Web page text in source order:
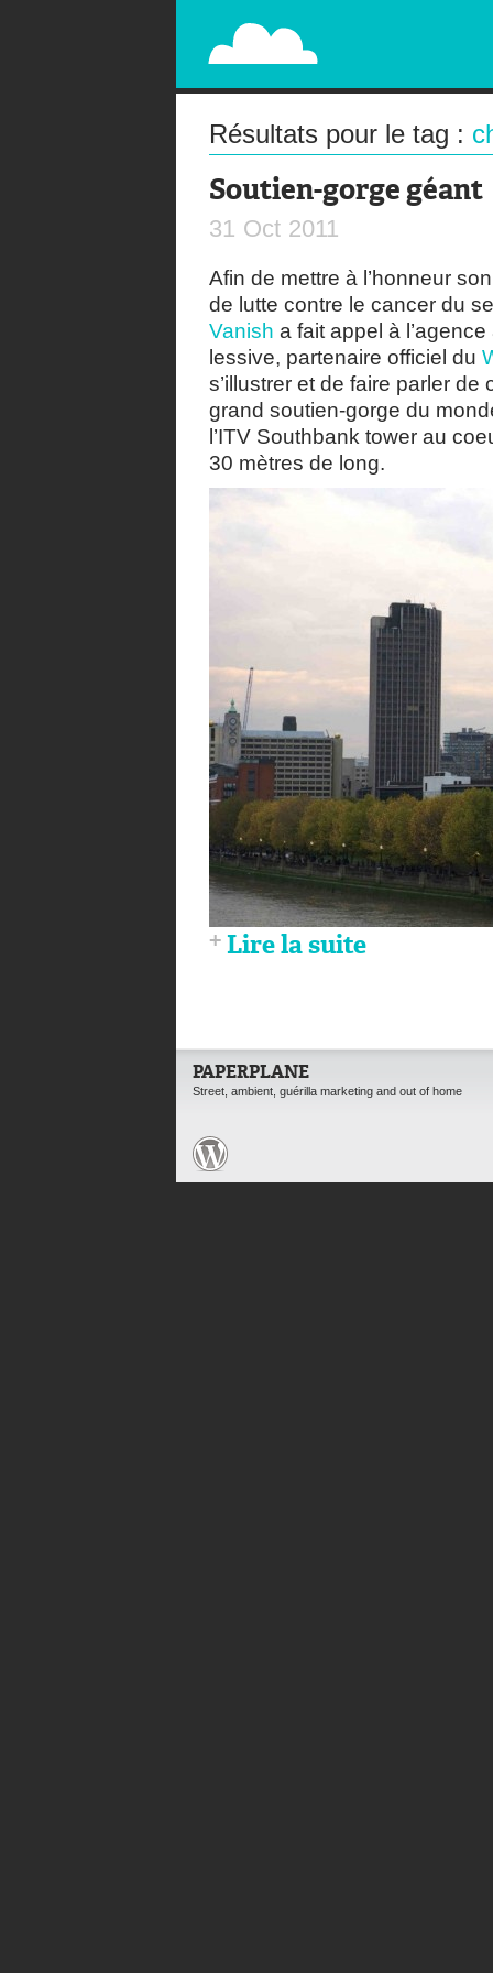
PAPERPLANE
STREET, AMBIENT, GUÉRILLA MARKETING
Résultats pour le tag :
Soutien-gorge géant
31 Oct 2011
Afin de mettre à l’honneur
de lutte contre le cancer du
Vanish a fait appel à
lessive, partenaire officiel du
s’illustrer et de faire parler
grand soutien-gorge du
l’ITV Southbank tower au
30 mètres de long.
Lire la suite
PAPERPLANE
Street, ambient, guérilla marketing and out of home